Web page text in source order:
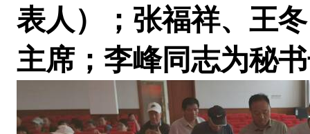
表人）；张福祥、王
主席；李峰同志为秘